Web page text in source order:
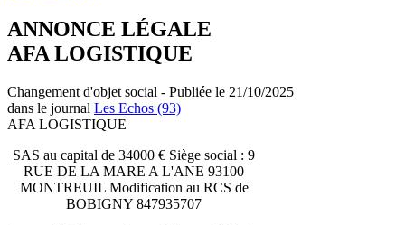
ANNONCE LÉGALE
AFA LOGISTIQUE
Changement d'objet social - Publiée le 21/10/2025
dans le journal Les Echos (93)
AFA LOGISTIQUE
SAS au capital de 34000 € Siège social : 9
RUE DE LA MARE A L'ANE 93100
MONTREUIL Modification au RCS de
BOBIGNY 847935707